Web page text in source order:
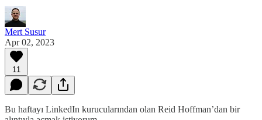
Mert Susur
Apr 02, 2023
11
Bu haftayı LinkedIn kurucularından olan Reid Hoffman’dan bir